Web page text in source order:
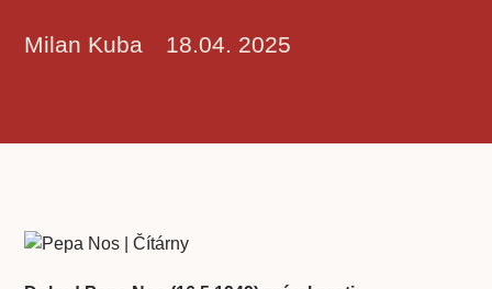
Milan Kuba 18.04. 2025